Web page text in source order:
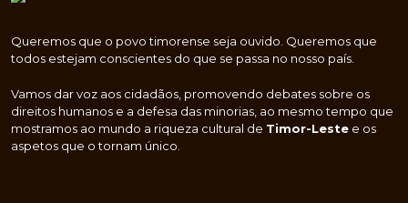
Queremos que o povo timorense seja ouvido. Queremos que
todos estejam conscientes do que se passa no nosso país.
Vamos dar voz aos cidadãos, promovendo debates sobre os
direitos humanos e a defesa das minorias, ao mesmo tempo que
mostramos ao mundo a riqueza cultural de Timor-Leste e os
aspetos que o tornam único.